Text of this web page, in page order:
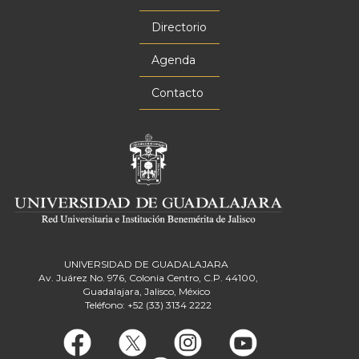
Directorio
Agenda
Contacto
UNIVERSIDAD DE GUADALAJARA
Av. Juárez No. 976, Colonia Centro, C.P. 44100,
Guadalajara, Jalisco, México
Teléfono: +52 (33) 3134 2222